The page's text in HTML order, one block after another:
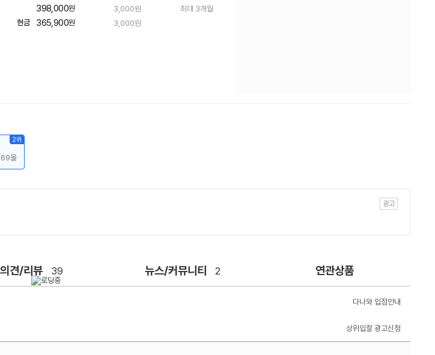
398,000원 3,000원
최대 3개월
현금
365,900원 3,000원
2위
69몰
의견/리뷰 39 뉴스/커뮤니티 2 연관상품
다나와 입점안내
상위입찰 광고신청